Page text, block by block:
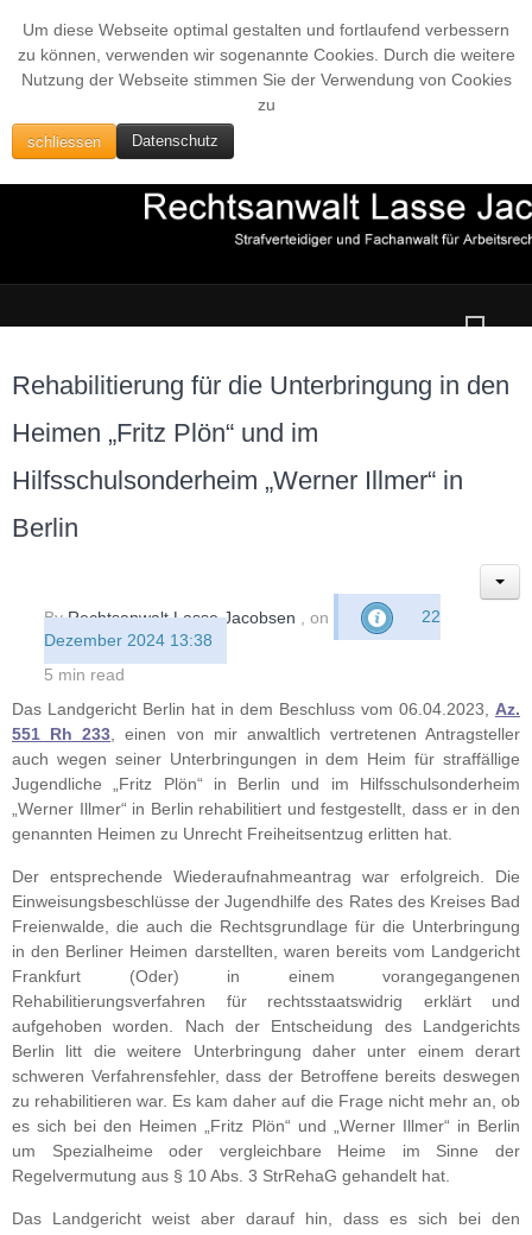
Um diese Webseite optimal gestalten und fortlaufend verbessern
zu können, verwenden wir sogenannte Cookies. Durch die weitere
Nutzung der Webseite stimmen Sie der Verwendung von Cookies
zu
schliessen Datenschutz
Rehabilitierung für die Unterbringung in den
Heimen „Fritz Plön“ und im
Hilfsschulsonderheim „Werner Illmer“ in
Berlin
ByRechtsanwalt Lasse Jacobsen , on
22
Dezember 2024 13:38
5 min read
Das Landgericht Berlin hat in dem Beschluss vom 06.04.2023, Az.
551 Rh 233 , einen von mir anwaltlich vertretenen Antragsteller
auch wegen seiner Unterbringungen in dem Heim für straffällige
Jugendliche „Fritz Plön“ in Berlin und im Hilfsschulsonderheim
„Werner Illmer“ in Berlin rehabilitiert und festgestellt, dass er in den
genannten Heimen zu Unrecht Freiheitsentzug erlitten hat.
Der entsprechende Wiederaufnahmeantrag war erfolgreich. Die
Einweisungsbeschlüsse der Jugendhilfe des Rates des Kreises Bad
Freienwalde, die auch die Rechtsgrundlage für die Unterbringung
in den Berliner Heimen darstellten, waren bereits vom Landgericht
Frankfurt (Oder) in einem vorangegangenen
Rehabilitierungsverfahren für rechtsstaatswidrig erklärt und
aufgehoben worden. Nach der Entscheidung des Landgerichts
Berlin litt die weitere Unterbringung daher unter einem derart
schweren Verfahrensfehler, dass der Betroffene bereits deswegen
zu rehabilitieren war. Es kam daher auf die Frage nicht mehr an, ob
es sich bei den Heimen „Fritz Plön“ und „Werner Illmer“ in Berlin
um Spezialheime oder vergleichbare Heime im Sinne der
Regelvermutung aus § 10 Abs. 3 StrRehaG gehandelt hat.
Das Landgericht weist aber darauf hin, dass es sich bei den